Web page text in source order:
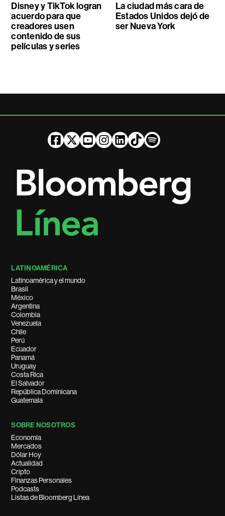
Disney y TikTok logran
acuerdo para que
creadores usen
contenido de sus
películas y series
La ciudad más cara de
Estados Unidos dejó de
ser Nueva York
LATINOAMÉRICA
Latinoamérica y el mundo
Brasil
México
Argentina
Colombia
Venezuela
Chile
Perú
Ecuador
Panamá
Uruguay
Costa Rica
El Salvador
República Dominicana
Guatemala
SOBRE NOSOTROS
Economía
Mercados
Dólar Hoy
Actualidad
Cripto
Finanzas Personales
Podcasts
Listas de Bloomberg Línea